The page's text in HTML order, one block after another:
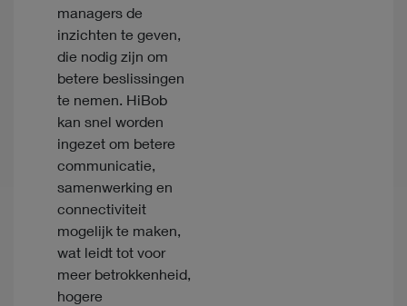
managers de
inzichten te geven,
die nodig zijn om
betere beslissingen
te nemen. HiBob
kan snel worden
ingezet om betere
communicatie,
samenwerking en
connectiviteit
mogelijk te maken,
wat leidt tot voor
meer betrokkenheid,
hogere